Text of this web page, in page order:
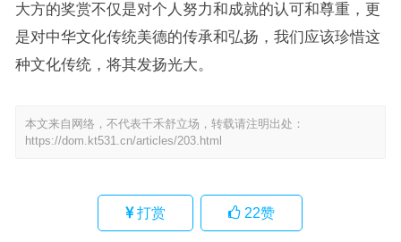
大方的奖赏不仅是对个人努力和成就的认可和尊重，更
是对中华文化传统美德的传承和弘扬，我们应该珍惜这
种文化传统，将其发扬光大。
本文来自网络，不代表千禾舒立场，转载请注明出处：
https://dom.kt531.cn/articles/203.html
打赏 22赞